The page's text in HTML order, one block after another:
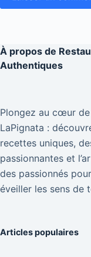
À propos de
Authentiques
Plongez au cœur
LaPignata :
recettes uniques,
passionnantes et
des passionnés
éveiller les sens de
Articles populaires